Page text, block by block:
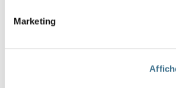
Marketing